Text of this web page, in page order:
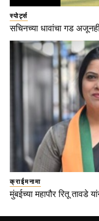
स्पोर्ट्स
सचिनच्या धावांचा गड
क्राईमनामा
मुंबईच्या महापौर रितू तावडे